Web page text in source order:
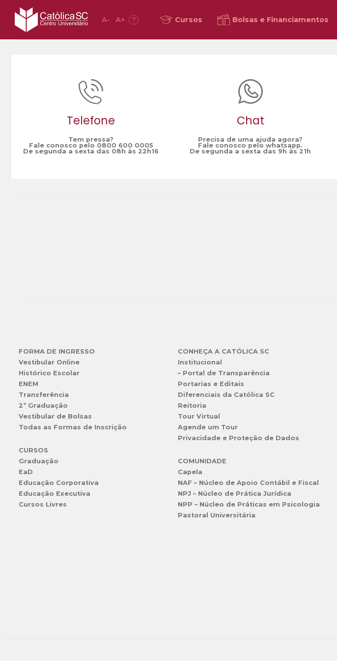
A- A+ ? Cursos Bolsas e Financiamentos
Home LIVE Pós Expediente
Telefone
Tem pressa?
Fale conosco pelo 0800 600 0005
De segunda a sexta das 08h às 22h16
Chat
Precisa de uma ajuda agora?
Fale conosco pelo whatsapp.
De segunda a sexta das 9h às 21h
FORMA DE INGRESSO
Vestibular Online
Histórico Escolar
ENEM
Transferência
2ª Graduação
Vestibular de Bolsas
Todas as Formas de Inscrição
CURSOS
Graduação
EaD
Educação Corporativa
Educação Executiva
Cursos Livres
CONHEÇA A CATÓLICA SC
Institucional
– Portal de Transparência
Portarias e Editais
Diferenciais da Católica SC
Reitoria
Tour Virtual
Agende um Tour
Privacidade e Proteção de Dados
COMUNIDADE
Capela
NAF – Núcleo de Apoio Contábil e Fiscal
NPJ – Núcleo de Prática Jurídica
NPP – Núcleo de Práticas em Psicologia
Pastoral Universitária